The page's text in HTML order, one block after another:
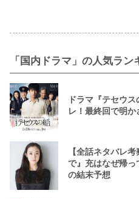
「国内ドラマ」の人気ラン
ドラマ『テセウ
レ！最終回で明
【全話ネタバレ
で』充はなぜ帰
の結末予想